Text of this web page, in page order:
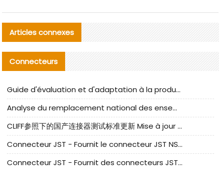
Articles connexes
Connecteurs
Guide d'évaluation et d'adaptation à la production des composants de câbles nationaux CNC Tech
Analyse du remplacement national des ensembles de câbles à fréquence élevée I-PEX
CLIFF参照下的国产连接器测试标准更新 Mise à jour des normes de test des connecteurs nationaux sous la référence CLIFF
Connecteur JST - Fournit le connecteur JST NSHR-02V-S original | Équivalent
Connecteur JST - Fournit des connecteurs JST GHR-09V-S authentiques et des produits de remplacement|